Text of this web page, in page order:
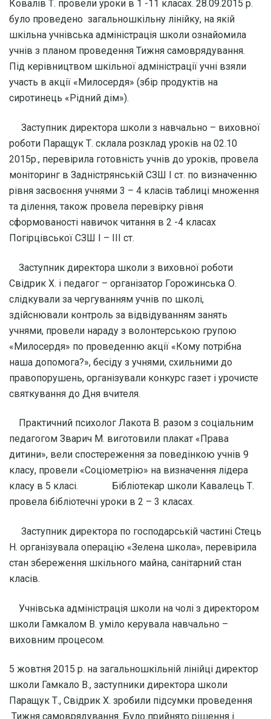
Ковалів Т. провели уроки в 1 -11 класах. 28.09.2015 р.
було проведено загальношкільну лінійку, на якій
шкільна учнівська адміністрація школи ознайомила
учнів з планом проведення Тижня самоврядування.
Під керівництвом шкільної адміністрації учні взяли
участь в акції «Милосердя» (збір продуктів на
сиротинець «Рідний дім»).
Заступник директора школи з навчально – виховної
роботи Паращук Т. склала розклад уроків на 02.10
2015р., перевірила готовність учнів до уроків, провела
моніторинг в Задністрянській СЗШ І ст. по визначенню
рівня засвоєння учнями 3 – 4 класів таблиці множення
та ділення, також провела перевірку рівня
сформованості навичок читання в 2 -4 класах
Погірцівської СЗШ І – ІІІ ст.
Заступник директора школи з виховної роботи
Свідрик Х. і педагог – організатор Горожинська О.
слідкували за чергуванням учнів по школі,
здійснювали контроль за відвідуванням занять
учнями, провели нараду з волонтерською групою
«Милосердя» по проведенню акції «Кому потрібна
наша допомога?», бесіду з учнями, схильними до
правопорушень, організували конкурс газет і урочисте
святкування до Дня вчителя.
Практичний психолог Лакота В. разом з соціальним
педагогом Зварич М. виготовили плакат «Права
дитини», вели спостереження за поведінкою учнів 9
класу, провели «Соціометрію» на визначення лідера
класу в 5 класі. Бібліотекар школи Кавалець Т.
провела бібліотечні уроки в 2 – 3 класах.
Заступник директора по господарській частині Стець
Н. організувала операцію «Зелена школа», перевірила
стан збереження шкільного майна, санітарний стан
класів.
Учнівська адміністрація школи на чолі з директором
школи Гамкалом В. уміло керувала навчально –
виховним процесом.
5 жовтня 2015 р. на загальношкільній лінійці директор
школи Гамкало В., заступники директора школи
Паращук Т., Свідрик Х. зробили підсумки проведення
Тижня самоврядування. Було прийнято рішення і